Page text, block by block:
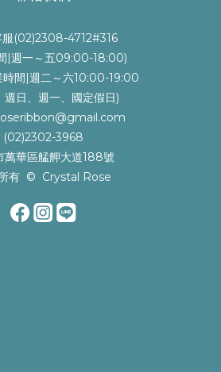
服(02)2308-4712#316
|週一～五09:00-18:00)
時間|週二～六10:00-19:00
週日、週一、國定假日)
(02)2302-3968
萬華區艋舺大道188號
有 © Crystal Rose